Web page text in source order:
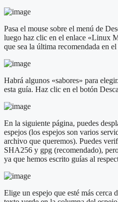
Pasa el mouse sobre el menú de
luego haz clic en el enlace «Linux
que sea la última recomendada en
Habrá algunos «sabores» para
esta guía. Haz clic en el botón
En la siguiente página, puedes
espejos (los espejos son varios
archivo que queremos). Puedes
SHA256 y gpg (recomendado),
ya que hemos escrito guías al
Elige un espejo que esté más cerca